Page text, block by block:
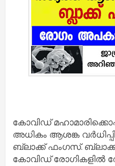
കോവിഡ്
അധികം ആശങ്ക
ബ്ലാക്ക് ഫംഗസ്.
കോവിഡ് രോഗികളിൽ